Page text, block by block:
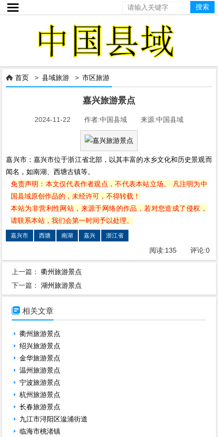

 首页 >县域旅游 >市区旅游
嘉兴旅游景点
2024-11-22 作者:中国县域 来源:中国县域
嘉兴市：嘉兴市位于浙江省北部，以其丰富的水乡文化和历史景观而
闻名，如南湖、西塘古镇等。
免责声明：本文仅代表作者观点，不代表本站立场。 凡注明为中
国县域原创作品的，未经许可，不得转载！
本站为非营利性网站，来源于网络的作品，若对您造成了侵权，
请联系本站，我们会第一时间予以处理。
嘉兴市 西塘 南湖 嘉兴 浙江省
阅读:135评论:0
上一篇：衢州旅游景点
下一篇：湖州旅游景点
 相关文章
衢州旅游景点
绍兴旅游景点
金华旅游景点
温州旅游景点
宁波旅游景点
杭州旅游景点
长春旅游景点
九江市浔阳区湓浦街道
临海市桃渚镇